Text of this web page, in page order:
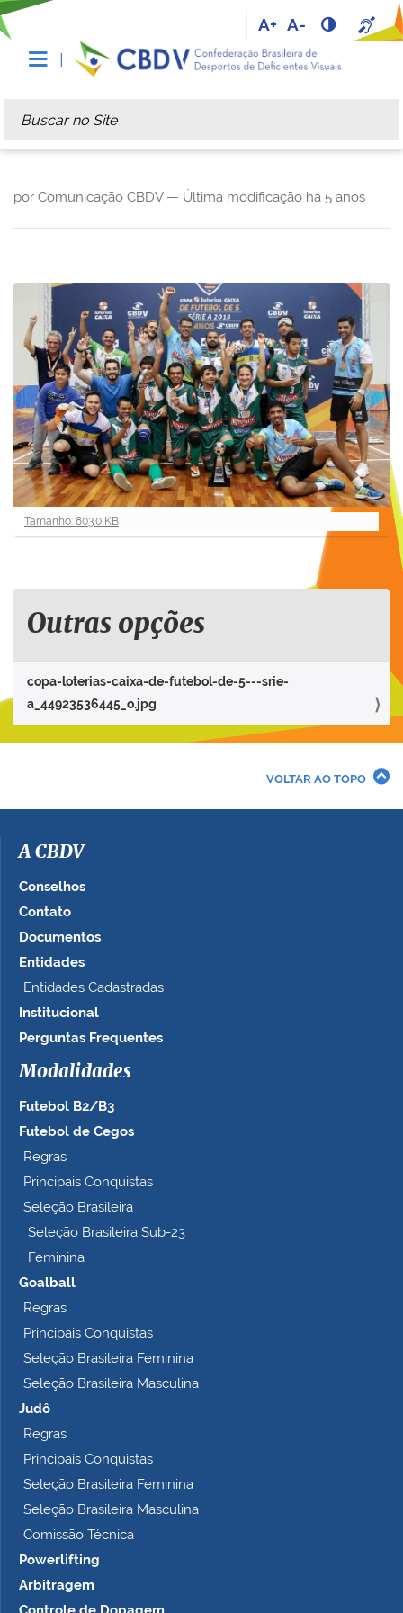
A+ A-
Busca
Busca Avançada…
por Comunicação CBDV — Última modificação há 5 anos
C
l
e
p
v
e
g
e
m
o
t
a
a
n
h
c
m
p
e
t
o
Tamanho: 803.0 KB
Outras opções
copa-loterias-caixa-de-futebol-de-5---srie-
a_44923536445_o.jpg
VOLTAR AO TOPO
A CBDV
Conselhos
Contato
Documentos
Entidades
Entidades Cadastradas
Institucional
Perguntas Frequentes
Modalidades
Futebol B2/B3
Futebol de Cegos
Regras
Principais Conquistas
Seleção Brasileira
Seleção Brasileira Sub-23
Feminina
Goalball
Regras
Principais Conquistas
Seleção Brasileira Feminina
Seleção Brasileira Masculina
Judô
Regras
Principais Conquistas
Seleção Brasileira Feminina
Seleção Brasileira Masculina
Comissão Técnica
Powerlifting
Arbitragem